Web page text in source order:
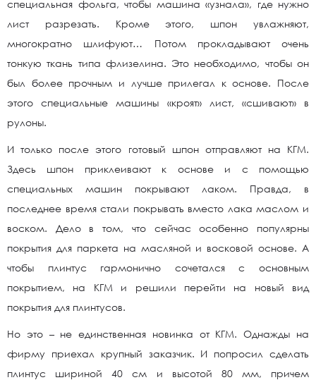
специальная фольга, чтобы машина «узнала», где нужно
лист разрезать. Кроме этого, шпон увлажняют,
многократно шлифуют… Потом прокладывают очень
тонкую ткань типа флизелина. Это необходимо, чтобы он
был более прочным и лучше прилегал к основе. После
этого специальные машины «кроят» лист, «сшивают» в
рулоны.
И только после этого готовый шпон отправляют на КГМ.
Здесь шпон приклеивают к основе и с помощью
специальных машин покрывают лаком. Правда, в
последнее время стали покрывать вместо лака маслом и
воском. Дело в том, что сейчас особенно популярны
покрытия для паркета на масляной и восковой основе. А
чтобы плинтус гармонично сочетался с основным
покрытием, на КГМ и решили перейти на новый вид
покрытия для плинтусов.
Но это – не единственная новинка от КГМ. Однажды на
фирму приехал крупный заказчик. И попросил сделать
плинтус шириной 40 см и высотой 80 мм, причем